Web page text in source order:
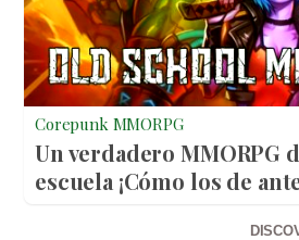
Corepunk MMORPG
Un verdadero MMORPG
escuela ¡Cómo los de